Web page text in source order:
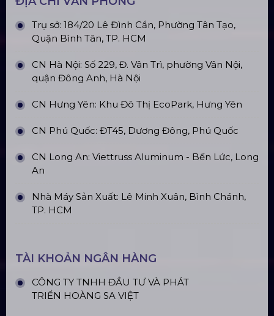
Trụ sở: 184/20 Lê Đình Cẩn, Phường Tân Tạo,
Quận Bình Tân, TP. HCM
CN Hà Nội: Số 229, Đ. Vân Trì, phường Vân Nội,
quận Đông Anh, Hà Nội
CN Hưng Yên: Khu Đô Thị EcoPark, Hưng Yên
CN Phú Quốc: ĐT45, Dương Đông, Phú Quốc
CN Long An: Viettruss Aluminum - Bến Lức, Long
An
Nhà Máy Sản Xuất: Lê Minh Xuân, Bình Chánh,
TP. HCM
TÀI KHOẢN NGÂN HÀNG
CÔNG TY TNHH ĐẦU TƯ VÀ PHÁT
TRIỂN HOÀNG SA VIỆT